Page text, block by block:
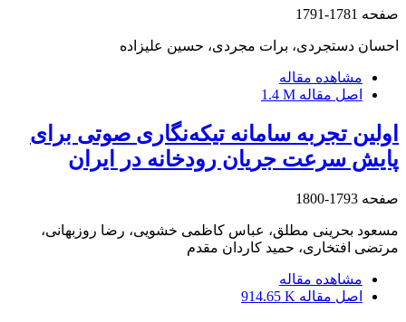
صفحه 1781-1791
احسان دستجردی، برات مجردی، حسین علیزاده
مشاهده مقاله
اصل مقاله 1.4 M
اولین تجربه سامانه تیکه‌نگاری صوتی برای
پایش سرعت جریان رودخانه در ایران
صفحه 1793-1800
مسعود بحرینی مطلق، عباس کاظمی خشویی، رضا روزبهانی،
مرتضی افتخاری، حمید کاردان مقدم
مشاهده مقاله
اصل مقاله 914.65 K